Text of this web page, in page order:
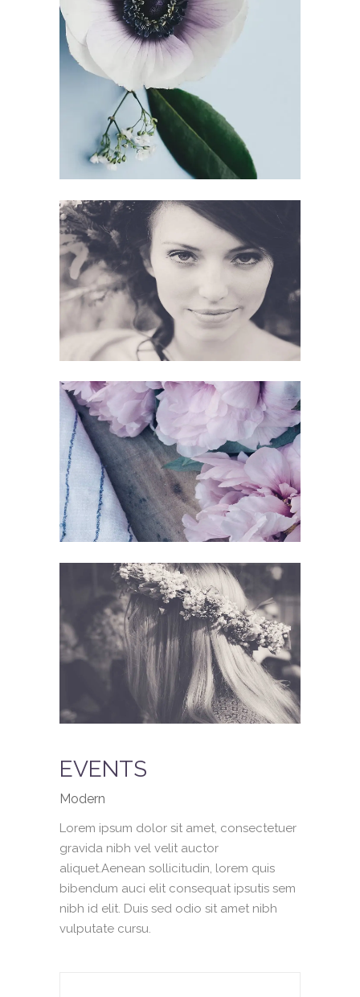
EVENTS
Modern
Lorem ipsum dolor sit amet, consectetuer
gravida nibh vel velit auctor
aliquet.Aenean sollicitudin, lorem quis
bibendum auci elit consequat ipsutis sem
nibh id elit. Duis sed odio sit amet nibh
vulputate cursu.